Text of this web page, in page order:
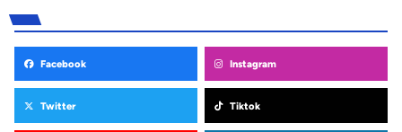
Facebook Instagram
Twitter Tiktok